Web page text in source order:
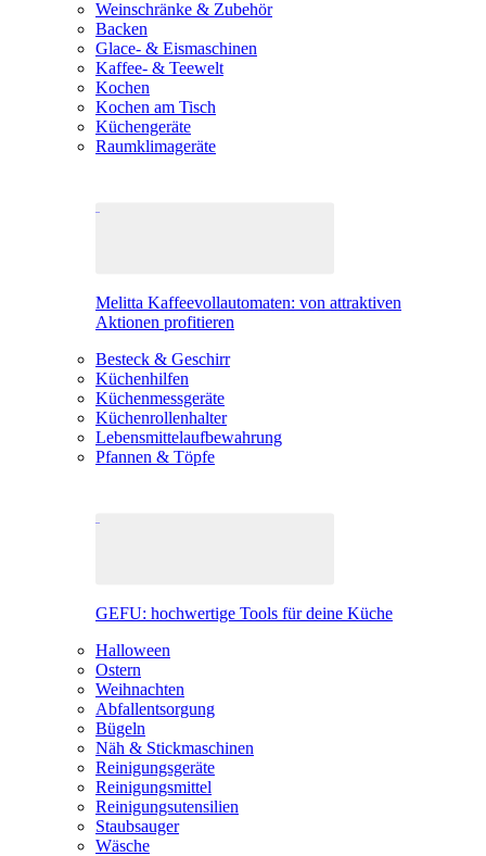
Weinschränke & Zubehör
Backen
Glace- & Eismaschinen
Kaffee- & Teewelt
Kochen
Kochen am Tisch
Küchengeräte
Raumklimageräte
Melitta Kaffeevollautomaten: von attraktiven
Aktionen profitieren
Besteck & Geschirr
Küchenhilfen
Küchenmessgeräte
Küchenrollenhalter
Lebensmittelaufbewahrung
Pfannen & Töpfe
GEFU: hochwertige Tools für deine Küche
Halloween
Ostern
Weihnachten
Abfallentsorgung
Bügeln
Näh & Stickmaschinen
Reinigungsgeräte
Reinigungsmittel
Reinigungsutensilien
Staubsauger
Wäsche